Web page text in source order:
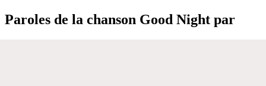
Paroles de la chanson Good Night par